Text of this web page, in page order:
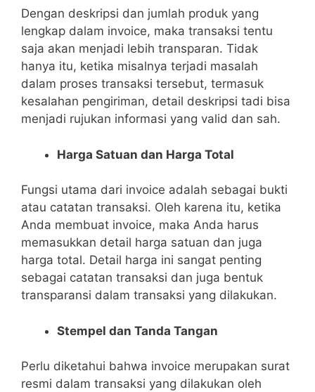
Dengan deskripsi dan jumlah produk yang
lengkap dalam invoice, maka transaksi tentu
saja akan menjadi lebih transparan. Tidak
hanya itu, ketika misalnya terjadi masalah
dalam proses transaksi tersebut, termasuk
kesalahan pengiriman, detail deskripsi tadi bisa
menjadi rujukan informasi yang valid dan sah.
Harga Satuan dan Harga Total
Fungsi utama dari invoice adalah sebagai bukti
atau catatan transaksi. Oleh karena itu, ketika
Anda membuat invoice, maka Anda harus
memasukkan detail harga satuan dan juga
harga total. Detail harga ini sangat penting
sebagai catatan transaksi dan juga bentuk
transparansi dalam transaksi yang dilakukan.
Stempel dan Tanda Tangan
Perlu diketahui bahwa invoice merupakan surat
resmi dalam transaksi yang dilakukan oleh